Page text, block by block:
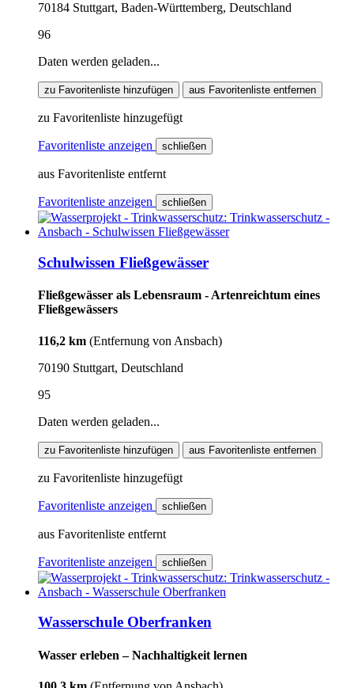
70184 Stuttgart, Baden-Württemberg, Deutschland
96
Daten werden geladen...
zu Favoritenliste hinzufügen aus Favoritenliste entfernen
zu Favoritenliste hinzugefügt
Favoritenliste anzeigen schließen
aus Favoritenliste entfernt
Favoritenliste anzeigen schließen
Schulwissen Fließgewässer
Fließgewässer als Lebensraum - Artenreichtum eines
Fließgewässers
116,2 km (Entfernung von Ansbach)
70190 Stuttgart, Deutschland
95
Daten werden geladen...
zu Favoritenliste hinzufügen aus Favoritenliste entfernen
zu Favoritenliste hinzugefügt
Favoritenliste anzeigen schließen
aus Favoritenliste entfernt
Favoritenliste anzeigen schließen
Wasserschule Oberfranken
Wasser erleben – Nachhaltigkeit lernen